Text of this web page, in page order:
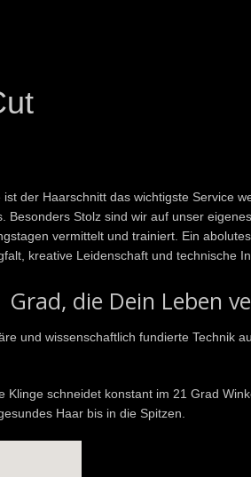
der Haarschnitt das wichtigste Service
Besonders Stolz sind wir auf unser
vermittelt und trainiert. Ein
kreative Leidenschaft und technische
die Dein Leben
und wissenschaftlich fundierte Technik
Klinge schneidet konstant im 21 Grad
Haar bis in die Spitzen.